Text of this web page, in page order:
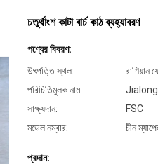
চতুর্থাংশ কাটা বার্চ কাঠ ব্যহ্যাবরণ
পণ্যের বিবরণ:
উৎপত্তি স্থল:
রাশিয়ান
পরিচিতিমুলক নাম:
সাক্ষ্যদান:
FSC
মডেল নম্বার:
চীন
প্রদান: